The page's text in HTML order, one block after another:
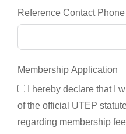
Reference Contact Phone
Membership Application
I hereby declare that I
of the official UTEP
regarding membership